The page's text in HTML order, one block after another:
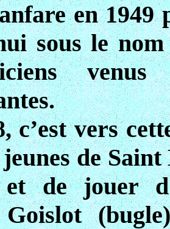
en 1949
sous le
c’est vers
de
et de jouer